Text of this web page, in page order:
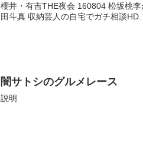
櫻井・有吉THE夜会 160804 松坂桃
田斗真 収納芸人の自宅でガチ相談
闇サトシのグルメレース
説明